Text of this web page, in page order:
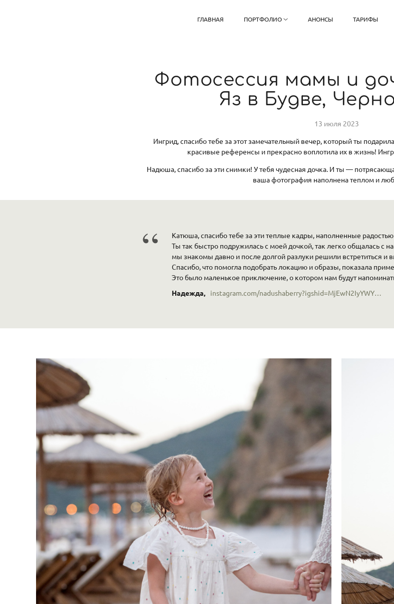
ГЛАВНАЯ ПОРТФОЛИО АНОНСЫ ТАРИФЫ
Фотосессия мамы и
Яз в Будве,
13 июля 2023
Ингрид, спасибо тебе за этот замечательный вечер, который ты
красивые референсы и прекрасно воплотила их в жизнь!
Надюша, спасибо за эти снимки! У тебя чудесная дочка. И ты —
ваша фотография наполнена теплом и
“
Катюша, спасибо тебе за эти теплые кадры, наполненные
Ты так быстро подружилась с моей дочкой, так легко общалась с
мы знакомы давно и после долгой разлуки решили встретиться и
Спасибо, что помогла подобрать локацию и образы, показала
Это было маленькое приключение, о котором нам будут
Надежда,
instagram.com/nadushaberry?igshid=MjEwN2IyYWYwYw==